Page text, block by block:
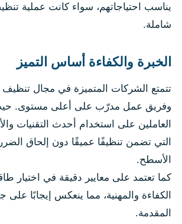
يناسب احتياجاتهم، سواء كانت عملية
شاملة.
الخبرة والكفاءة أساس التميز
تتمتع الشركات المتميزة في مجال تنظيف
وفريق عمل مدرّب على أعلى مستوى.
العاملين على استخدام أحدث التقنيات
التي تضمن تنظيفًا عميقًا دون إلحاق
الأسطح.
كما تعتمد على معايير دقيقة في اختيار
الكفاءة والمهنية، مما ينعكس إيجابًا على
المقدمة.